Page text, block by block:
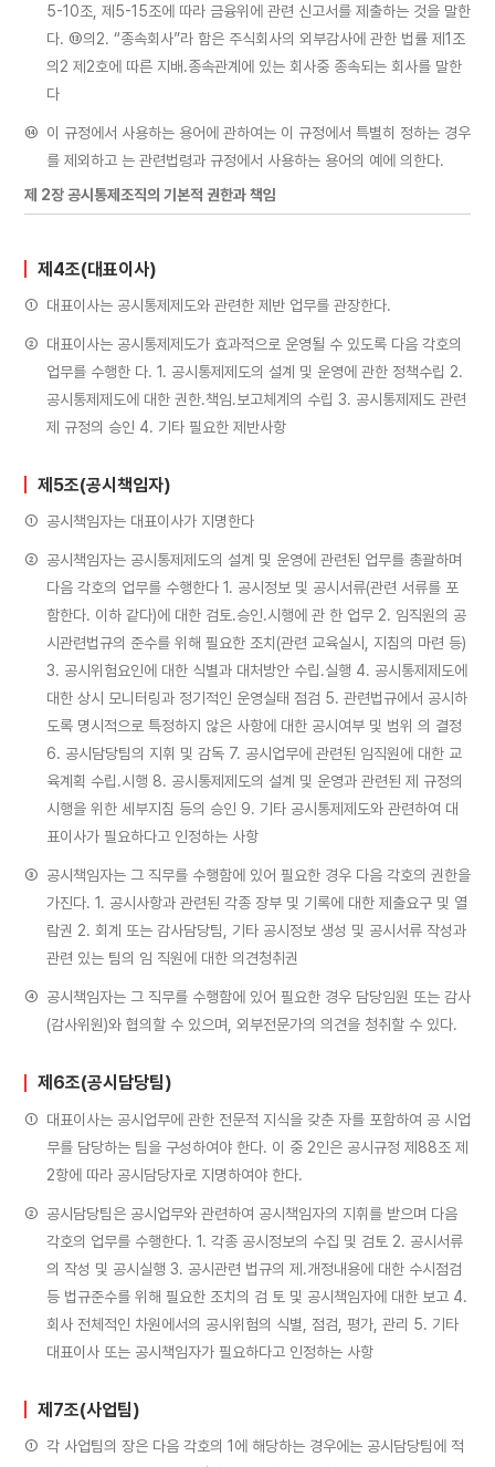
5-10조, 제5-15조에 따라 금융위에 관련 신고서를 제출하는 것을 말한
다. ⑬의2. “종속회사”라 함은 주식회사의 외부감사에 관한 법률 제1조
의2 제2호에 따른 지배․종속관계에 있는 회사중 종속되는 회사를 말한
다
⑭ 이 규정에서 사용하는 용어에 관하여는 이 규정에서 특별히 정하는 경우
를 제외하고 는 관련법령과 규정에서 사용하는 용어의 예에 의한다.
제 2장 공시통제조직의 기본적 권한과 책임
제4조(대표이사)
① 대표이사는 공시통제제도와 관련한 제반 업무를 관장한다.
② 대표이사는 공시통제제도가 효과적으로 운영될 수 있도록 다음 각호의
업무를 수행한 다. 1. 공시통제제도의 설계 및 운영에 관한 정책수립 2.
공시통제제도에 대한 권한․책임․보고체계의 수립 3. 공시통제제도 관련
제 규정의 승인 4. 기타 필요한 제반사항
제5조(공시책임자)
① 공시책임자는 대표이사가 지명한다
② 공시책임자는 공시통제제도의 설계 및 운영에 관련된 업무를 총괄하며
다음 각호의 업무를 수행한다 1. 공시정보 및 공시서류(관련 서류를 포
함한다. 이하 같다)에 대한 검토․승인․시행에 관 한 업무 2. 임직원의 공
시관련법규의 준수를 위해 필요한 조치(관련 교육실시, 지침의 마련 등)
3. 공시위험요인에 대한 식별과 대처방안 수립․실행 4. 공시통제제도에
대한 상시 모니터링과 정기적인 운영실태 점검 5. 관련법규에서 공시하
도록 명시적으로 특정하지 않은 사항에 대한 공시여부 및 범위 의 결정
6. 공시담당팀의 지휘 및 감독 7. 공시업무에 관련된 임직원에 대한 교
육계획 수립․시행 8. 공시통제제도의 설계 및 운영과 관련된 제 규정의
시행을 위한 세부지침 등의 승인 9. 기타 공시통제제도와 관련하여 대
표이사가 필요하다고 인정하는 사항
③ 공시책임자는 그 직무를 수행함에 있어 필요한 경우 다음 각호의 권한을
가진다. 1. 공시사항과 관련된 각종 장부 및 기록에 대한 제출요구 및 열
람권 2. 회계 또는 감사담당팀, 기타 공시정보 생성 및 공시서류 작성과
관련 있는 팀의 임 직원에 대한 의견청취권
④ 공시책임자는 그 직무를 수행함에 있어 필요한 경우 담당임원 또는 감사
(감사위원)와 협의할 수 있으며, 외부전문가의 의견을 청취할 수 있다.
제6조(공시담당팀)
① 대표이사는 공시업무에 관한 전문적 지식을 갖춘 자를 포함하여 공 시업
무를 담당하는 팀을 구성하여야 한다. 이 중 2인은 공시규정 제88조 제
2항에 따라 공시담당자로 지명하여야 한다.
② 공시담당팀은 공시업무와 관련하여 공시책임자의 지휘를 받으며 다음
각호의 업무를 수행한다. 1. 각종 공시정보의 수집 및 검토 2. 공시서류
의 작성 및 공시실행 3. 공시관련 법규의 제․개정내용에 대한 수시점검
등 법규준수를 위해 필요한 조치의 검 토 및 공시책임자에 대한 보고 4.
회사 전체적인 차원에서의 공시위험의 식별, 점검, 평가, 관리 5. 기타
대표이사 또는 공시책임자가 필요하다고 인정하는 사항
제7조(사업팀)
① 각 사업팀의 장은 다음 각호의 1에 해당하는 경우에는 공시담당팀에 적